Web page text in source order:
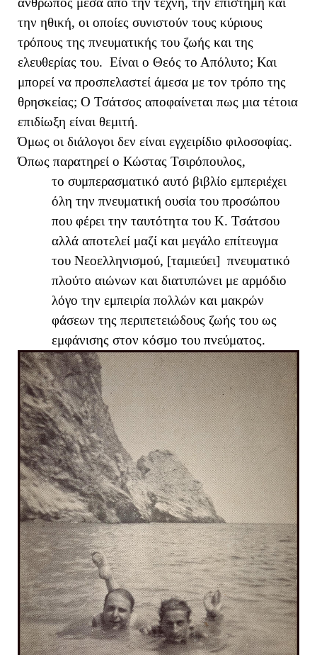
την ηθική, οι οποίες συνιστούν τους κύριους
τρόπους της πνευματικής του ζωής και της
ελευθερίας του. Είναι ο Θεός το Απόλυτο; Και
μπορεί να προσπελαστεί άμεσα με τον τρόπο της
θρησκείας; Ο Τσάτσος αποφαίνεται πως μια τέτοια
επιδίωξη είναι θεμιτή.
Όμως οι διάλογοι δεν είναι εγχειρίδιο φιλοσοφίας.
Όπως παρατηρεί ο Κώστας Τσιρόπουλος,
το συμπερασματικό αυτό βιβλίο εμπεριέχει
όλη την πνευματική ουσία του προσώπου
που φέρει την ταυτότητα του Κ. Τσάτσου
αλλά αποτελεί μαζί και μεγάλο επίτευγμα
του Νεοελληνισμού, [ταμιεύει] πνευματικό
πλούτο αιώνων και διατυπώνει με αρμόδιο
λόγο την εμπειρία πολλών και μακρών
φάσεων της περιπετειώδους ζωής του ως
εμφάνισης στον κόσμο του πνεύματος.